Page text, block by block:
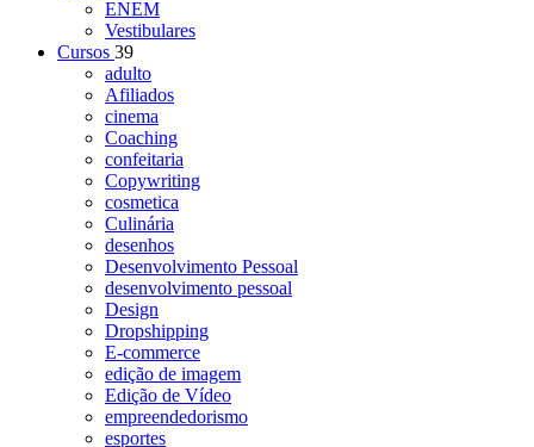
ENEM
Vestibulares
Cursos 39
adulto
Afiliados
cinema
Coaching
confeitaria
Copywriting
cosmetica
Culinária
desenhos
Desenvolvimento Pessoal
desenvolvimento pessoal
Design
Dropshipping
E-commerce
edição de imagem
Edição de Vídeo
empreendedorismo
esportes